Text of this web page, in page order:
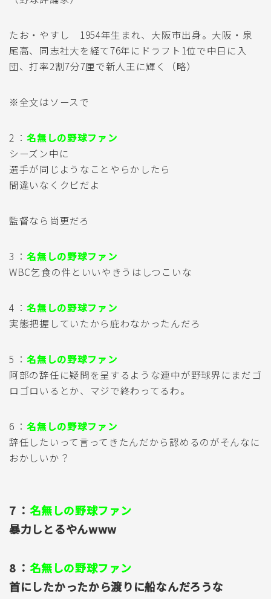
たお・やすし 1954年生まれ、大阪市出身。大阪・泉
尾高、同志社大を経て76年にドラフト1位で中日に入
団、打率2割7分7厘で新人王に輝く（略）
※全文はソースで
2 ：名無しの野球ファン
シーズン中に
選手が同じようなことやらかしたら
間違いなくクビだよ
監督なら尚更だろ
3 ：名無しの野球ファン
WBC乞食の件といいやきうはしつこいな
4 ：名無しの野球ファン
実態把握していたから庇わなかったんだろ
5 ：名無しの野球ファン
阿部の辞任に疑問を呈するような連中が野球界にまだゴ
ロゴロいるとか、マジで終わってるわ。
6 ：名無しの野球ファン
辞任したいって言ってきたんだから認めるのがそんなに
おかしいか？
7 ：名無しの野球ファン
暴力しとるやんwww
8 ：名無しの野球ファン
首にしたかったから渡りに船なんだろうな